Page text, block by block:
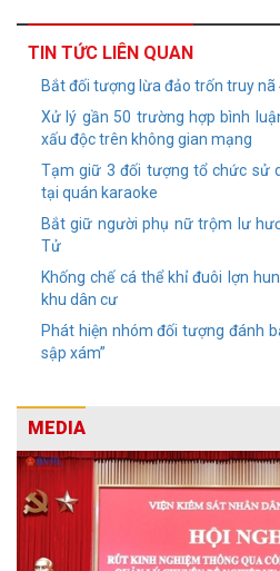
TIN TỨC LIÊN QUAN
Bắt đối tượng lừa đảo trốn truy
Xử lý gần 50 trường hợp bình
xấu độc trên không gian mạng
Tạm giữ 3 đối tượng tổ chức sử
tại quán karaoke
Bắt giữ người phụ nữ trộm lư
Tử
Khống chế cá thể khỉ đuôi lợn
khu dân cư
Phát hiện nhóm đối tượng đánh
sập xám”
MEDIA